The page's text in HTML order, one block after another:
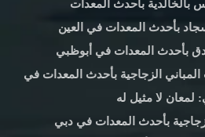
بالخالدية بأحدث المعدات
بأحدث المعدات في العين
بأحدث المعدات في أبوظبي
الزجاجية بأحدث المعدات في
لمعان لا مثيل له
بأحدث المعدات في دبي